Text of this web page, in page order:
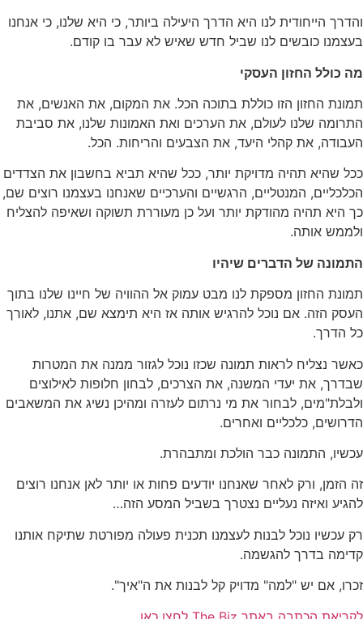
והדרך הייחודית לנו היא הדרך היעילה ביותר, כי היא שלנו, כי אנחנו
בעצמנו כובשים לנו שביל חדש שאיש לא עבר בו קודם.
מה כולל החזון העסקי
תמונת החזון הזו כוללת בתוכה הכל. את המקום, את האנשים, את
התרומה שלנו לעולם, את הערכים ואת האמונות שלנו, את סביבת
העבודה, את קהלי היעד, את הצבעים והריחות. הכל.
ככל שהיא תהיה מדויקת יותר, ככל שהיא תביא בחשבון את הצדדים
הכלכליים, המנטליים, הרגשיים והערכיים שאנחנו בעצמנו רוצים שם,
כך היא תהיה מהודקת יותר ועל כן מעוררת תשוקה ושאיפה להצליח
ולממש אותה.
התמונה של הדברים שיהיו
תמונת החזון מספקת לנו מבט עמוק אל ההוויה של חיינו שלנו בתוך
העסק הזה. אם נוכל להרגיש אותה אז היא תימצא שם, אתנו, לאורך
כל הדרך.
כאשר נצליח לראות תמונה שכזו נוכל לגזור ממנה את המטרות
שבדרך, את יעדי המשנה, את הצרכים, לבחון חלופות לאילוצים
ולבלת"מים, לבחור את מי נרתום לעזרה ומהיכן נשיג את המשאבים
הדרושים, כלכליים ואחרים.
עכשיו, התמונה כבר הולכת ומתבהרת.
זה הזמן, ורק לאחר שאנחנו יודעים פחות או יותר לאן אנחנו רוצים
להגיע ואיזה נעליים נצטרך בשביל המסע הזה…
רק עכשיו נוכל לבנות לעצמנו תכנית פעולה מפורטת שתיקח אותנו
קדימה בדרך להגשמה.
זכרו, אם יש "למה" מדויק קל לבנות את ה"איך".